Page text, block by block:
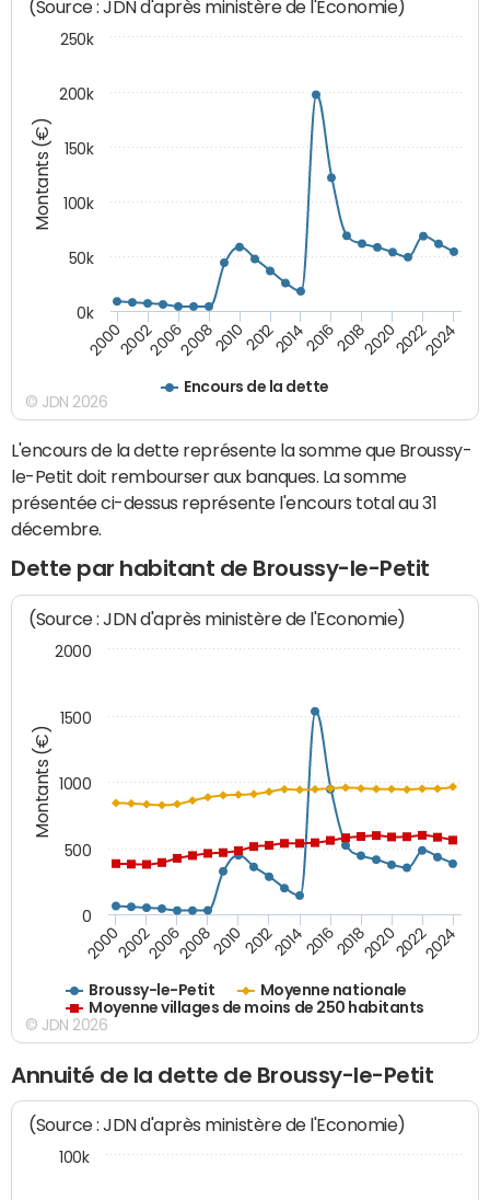
Montants (€)
(Source : JDN d'après ministère de l'Economie)
Encours de la dette
200020022006200820102012201420162018202020222024
0k
50k
100k
150k
200k
250k
© JDN 2026
L'encours de la dette représente la somme que Broussy-
le-Petit doit rembourser aux banques. La somme
présentée ci-dessus représente l'encours total au 31
décembre.
Dette par habitant de Broussy-le-Petit
Montants (€)
(Source : JDN d'après ministère de l'Economie)
Broussy-le-Petit
Moyenne nationale
Moyenne villages de moins de 250 habitants
200020022006200820102012201420162018202020222024
0
500
1000
1500
2000
© JDN 2026
Annuité de la dette de Broussy-le-Petit
(Source : JDN d'après ministère de l'Economie)
100k